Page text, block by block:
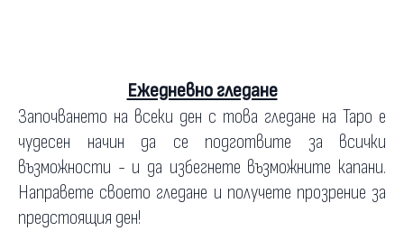
Ежедневно гледане
Започването на всеки ден с това гледане на Таро е
чудесен начин да се подготвите за всички
възможности - и да избегнете възможните капани.
Направете своето гледане и получете прозрение за
предстоящия ден!